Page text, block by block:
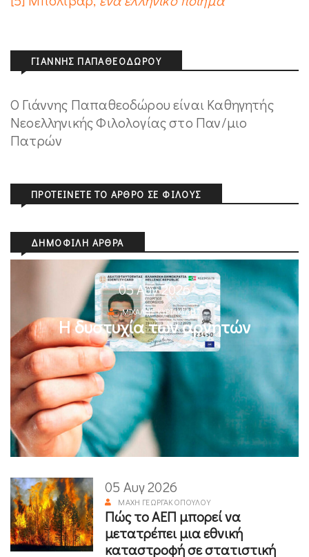
ΓΙΆΝΝΗΣ ΠΑΠΑΘΕΟΔΏΡΟΥ
Ο Γιάννης Παπαθεοδώρου είναι Καθηγητής
Νεοελληνικής Φιλολογίας στο Παν/μιο
Πατρών
ΠΡΟΤΕΊΝΕΤΕ ΤΟ ΆΡΘΡΟ ΣΕ ΦΊΛΟΥΣ
ΔΗΜΟΦΙΛΉ ΆΡΘΡΑ
05 Αυγ 2026
ΜΙΧΆΛΗΣ ΚΥΡΙΑΚΊΔΗΣ
Η δυστυχία των αρνητών
05 Αυγ 2026
ΜΆΧΗ ΓΕΩΡΓΑΚΟΠΟΎΛΟΥ
Πώς το ΑΕΠ μπορεί να
μετατρέπει μια εθνική
καταστροφή σε στατιστική